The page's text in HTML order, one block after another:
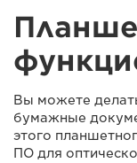
Вы можете
бумажные
этого
ПО для